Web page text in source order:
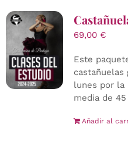
69,00 €
Este
castañuelas
lunes por la
media de
Añadir al